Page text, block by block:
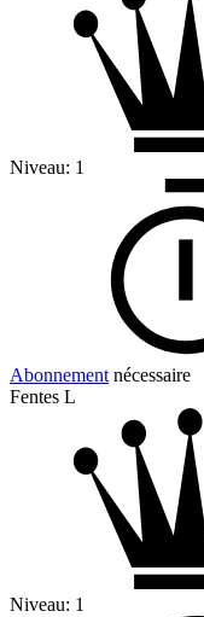
Niveau: 1
Abonnement nécessaire
Fentes L
Niveau: 1